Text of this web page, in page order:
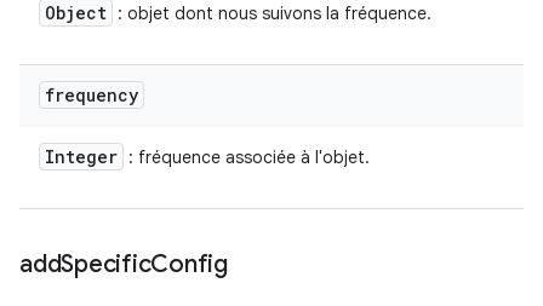
Object : objet dont nous suivons la fréquence.
frequency
Integer : fréquence associée à l'objet.
addSpecificConfig